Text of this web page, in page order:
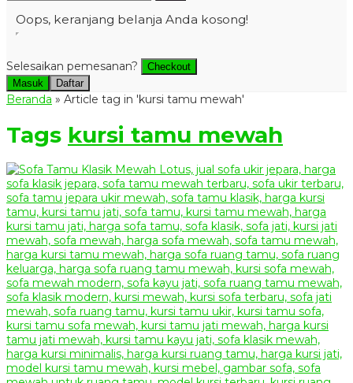
Oops, keranjang belanja Anda kosong!
Selesaikan pemesanan?
Checkout
Masuk
Daftar
Beranda » Article tag in 'kursi tamu mewah'
Tags kursi tamu mewah